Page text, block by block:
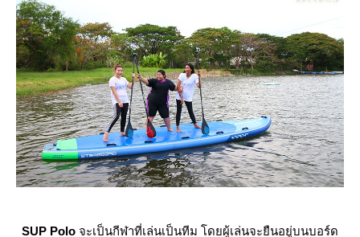
SUP Polo จะเป็นกีฬาที่เล่นเป็นทีม โดยผู้เล่นจะยืนอยู่บนบอร์ด